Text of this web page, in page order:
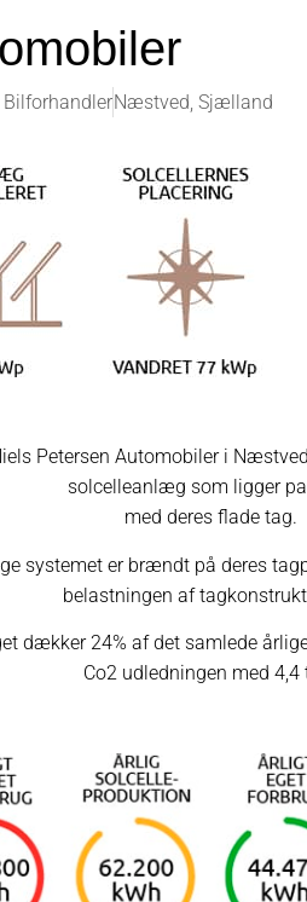
BilforhandlerNæstved, Sjælland
Petersen Automobiler i
solcelleanlæg som ligger
med deres flade tag.
systemet er brændt på deres
belastningen af
dækker 24% af det samlede
Co2 udledningen med 4,4